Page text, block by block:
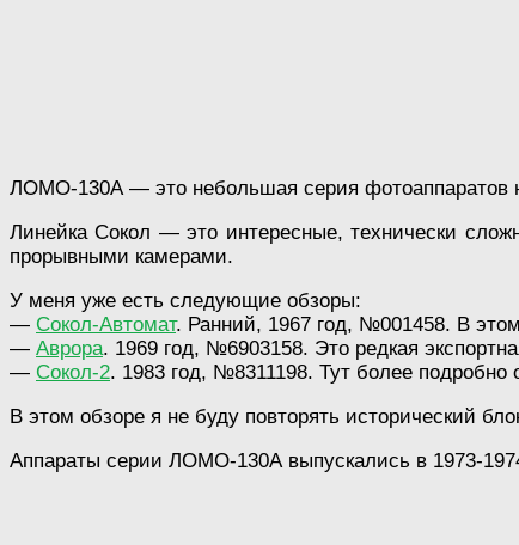
ЛОМО-130А — это небольшая серия фотоаппаратов
Линейка Сокол — это интересные, технически
прорывными камерами.
У меня уже есть следующие обзоры:
— Сокол-Автомат. Ранний, 1967 год, №001458. В
— Аврора. 1969 год, №6903158. Это редкая
— Сокол-2. 1983 год, №8311198. Тут более подробно
В этом обзоре я не буду повторять исторический
Аппараты серии ЛОМО-130А выпускались в 1973-